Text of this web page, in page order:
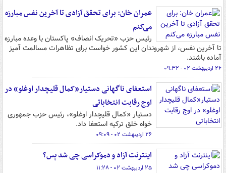
عمران خان: برای تحقق آزادی تا آخرین نفس مبارزه
می‌کنم
رئیس حزب «تحریک انصاف» پاکستان با وعده مبارزه
تا آخرین نفس، از شهروندان این کشور خواست برای تظاهرات مسالمت آمیز
آماده باشند.
۲۶ اردیبهشت ۰۲ - ۰۹:۳۲
استعفای ناگهانی دستیار«کمال قلیچدار اوغلو» در
اوج رقابت انتخاباتی
دستیار «کمال قلیچدار اوغلو»، رئیس حزب جمهوری
خواه خلق ترکیه استعفا داد.
۲۶ اردیبهشت ۰۲ - ۰۹:۰۹
اینترنت آزاد و دموکراسی چی شد پس؟
۲۵ اردیبهشت ۰۲ - ۱۱:۲۸